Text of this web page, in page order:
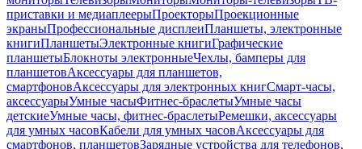
приставки и медиаплеерыПроекторыПроекционные
экраныПрофессиональные дисплеиПланшеты, электронные
книгиПланшетыЭлектронные книгиГрафические
планшетыБлокноты электронныеЧехлы, бамперы для
планшетовАксессуары для планшетов,
смартфоновАксессуары для электронных книгСмарт-часы,
аксессуарыУмные часыФитнес-браслетыУмные часы
детскиеУмные часы, фитнес-браслетыРемешки, аксессуары
для умных часовКабели для умных часовАксессуары для
смартфонов, планшетовЗарядные устройства для телефонов,